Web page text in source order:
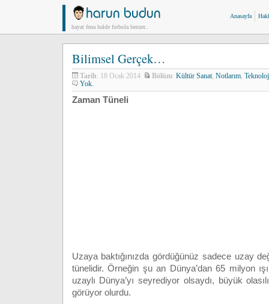
hayat fena halde futbola benzer..
Anasayfa
Bilimsel Gerçek…
Tarih: 18 Ocak 2014 Bölüm: Kültür Sanat, Notlarım,
Yok.
Zaman Tüneli
Uzaya baktığınızda gördüğünüz sadece uzay
tünelidir. Örneğin şu an Dünya’dan 65 milyon
uzaylı Dünya’yı seyrediyor olsaydı, büyük
görüyor olurdu.